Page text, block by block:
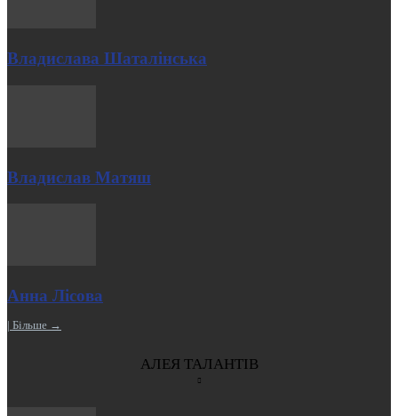
Владислава Шаталінська
Владислав Матяш
Анна Лісова
| Більше →
АЛЕЯ ТАЛАНТІВ